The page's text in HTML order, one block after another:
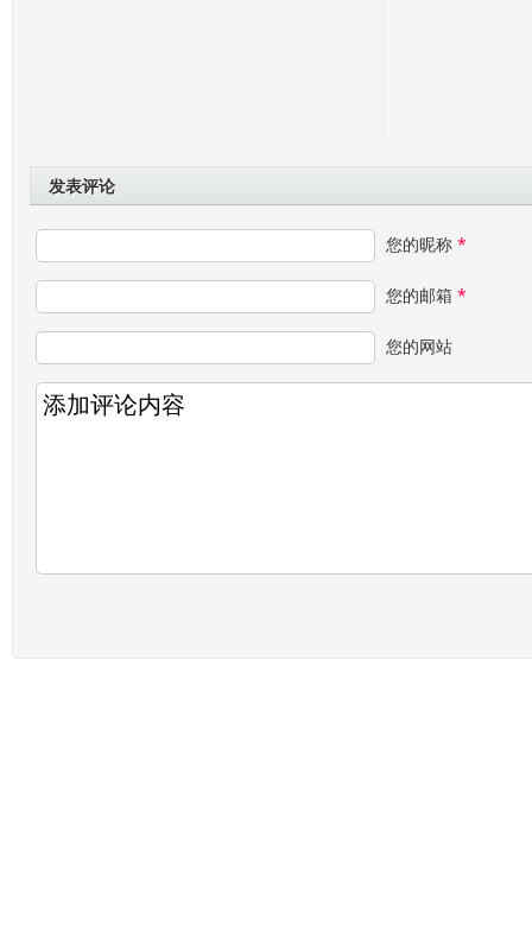
发表评论
您的昵称 *
您的邮箱 *
您的网站